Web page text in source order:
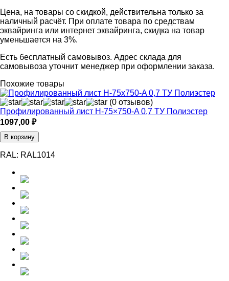
Цена, на товары со скидкой, действительна только за
наличный расчёт. При оплате товара по средствам
эквайринга или интернет эквайринга, скидка на товар
уменьшается на 3%.
Есть бесплатный самовывоз. Адрес склада для
самовывоза уточнит менеджер при оформлении заказа.
Похожие товары
(0 отзывов)
Профилированный лист Н-75×750-A 0,7 ТУ Полиэстер
1097,00 ₽
В корзину
RAL: RAL1014